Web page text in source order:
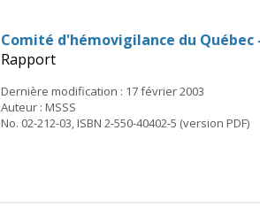
Comité d'hémovigilance du Québec
Rapport
Dernière modification : 17 février 2003
Auteur : MSSS
No. 02-212-03, ISBN 2-550-40402-5 (version PDF)